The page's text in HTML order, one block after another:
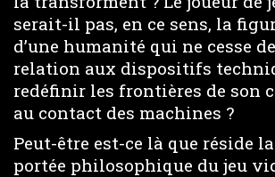
serait-il pas, en ce sens, la
d’une humanité qui ne cesse
relation aux dispositifs
redéfinir les frontières de son
au contact des machines ?
Peut-être est-ce là que réside
portée philosophique du jeu